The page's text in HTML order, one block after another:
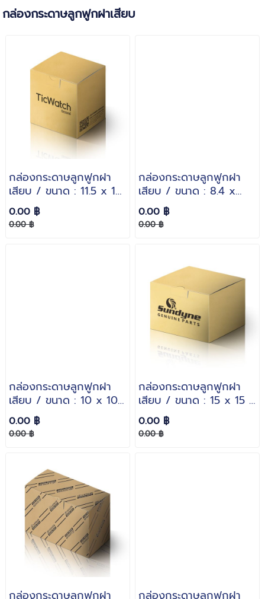
กล่องกระดาษลูกฟูกฝาเสียบ
กล่องกระดาษลูกฟูกฝา
เสียบ / ขนาด : 11.5 x 14
x 14 cm. / กระดาษหนา :
3 ชั้นลอน B
0.00 ฿
0.00 ฿
กล่องกระดาษลูกฟูกฝา
เสียบ / ขนาด : 8.4 x
12.7 x 11 cm. / กระดาษ
หนา : 3 ชั้นลอน E
0.00 ฿
0.00 ฿
กล่องกระดาษลูกฟูกฝา
เสียบ / ขนาด : 10 x 10
x 5 cm. / กระดาษหนา :
3 ชั้นลอน B
0.00 ฿
0.00 ฿
กล่องกระดาษลูกฟูกฝา
เสียบ / ขนาด : 15 x 15 x
12 cm. / กระดาษหนา : 3
ชั้นลอน B
0.00 ฿
0.00 ฿
กล่องกระดาษลูกฟูกฝา กล่องกระดาษลูกฟูกฝา